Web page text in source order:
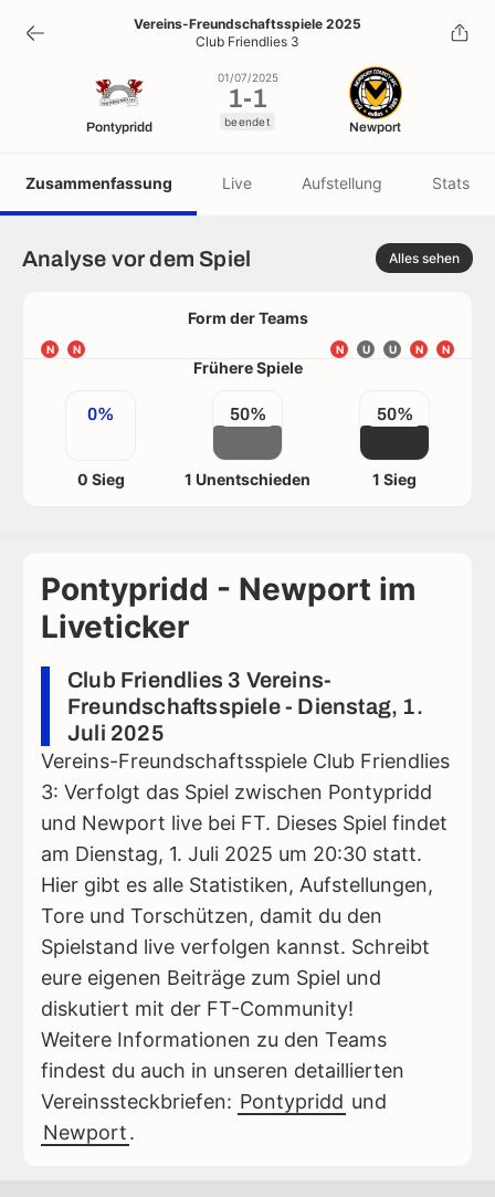
1-1
beendet
Vereins-Freundschaftsspiele 2025
Club Friendlies 3
Pontypridd
01/07/2025
1-1
beendet Newport
Zusammenfassung Live Aufstellung Stats
Analyse vor dem Spiel Alles sehen
Form der Teams
N N N
N
U
U
N
Frühere Spiele
0%
0 Sieg
50%
1 Unentschieden
50%
1 Sieg
Pontypridd - Newport im
Liveticker
Club Friendlies 3 Vereins-
Freundschaftsspiele - Dienstag, 1.
Juli 2025
Vereins-Freundschaftsspiele Club Friendlies
3: Verfolgt das Spiel zwischen Pontypridd
und Newport live bei FT. Dieses Spiel findet
am Dienstag, 1. Juli 2025 um 20:30 statt.
Hier gibt es alle Statistiken, Aufstellungen,
Tore und Torschützen, damit du den
Spielstand live verfolgen kannst. Schreibt
eure eigenen Beiträge zum Spiel und
diskutiert mit der FT-Community!
Weitere Informationen zu den Teams
findest du auch in unseren detaillierten
Vereinssteckbriefen: Pontypridd und
Newport.